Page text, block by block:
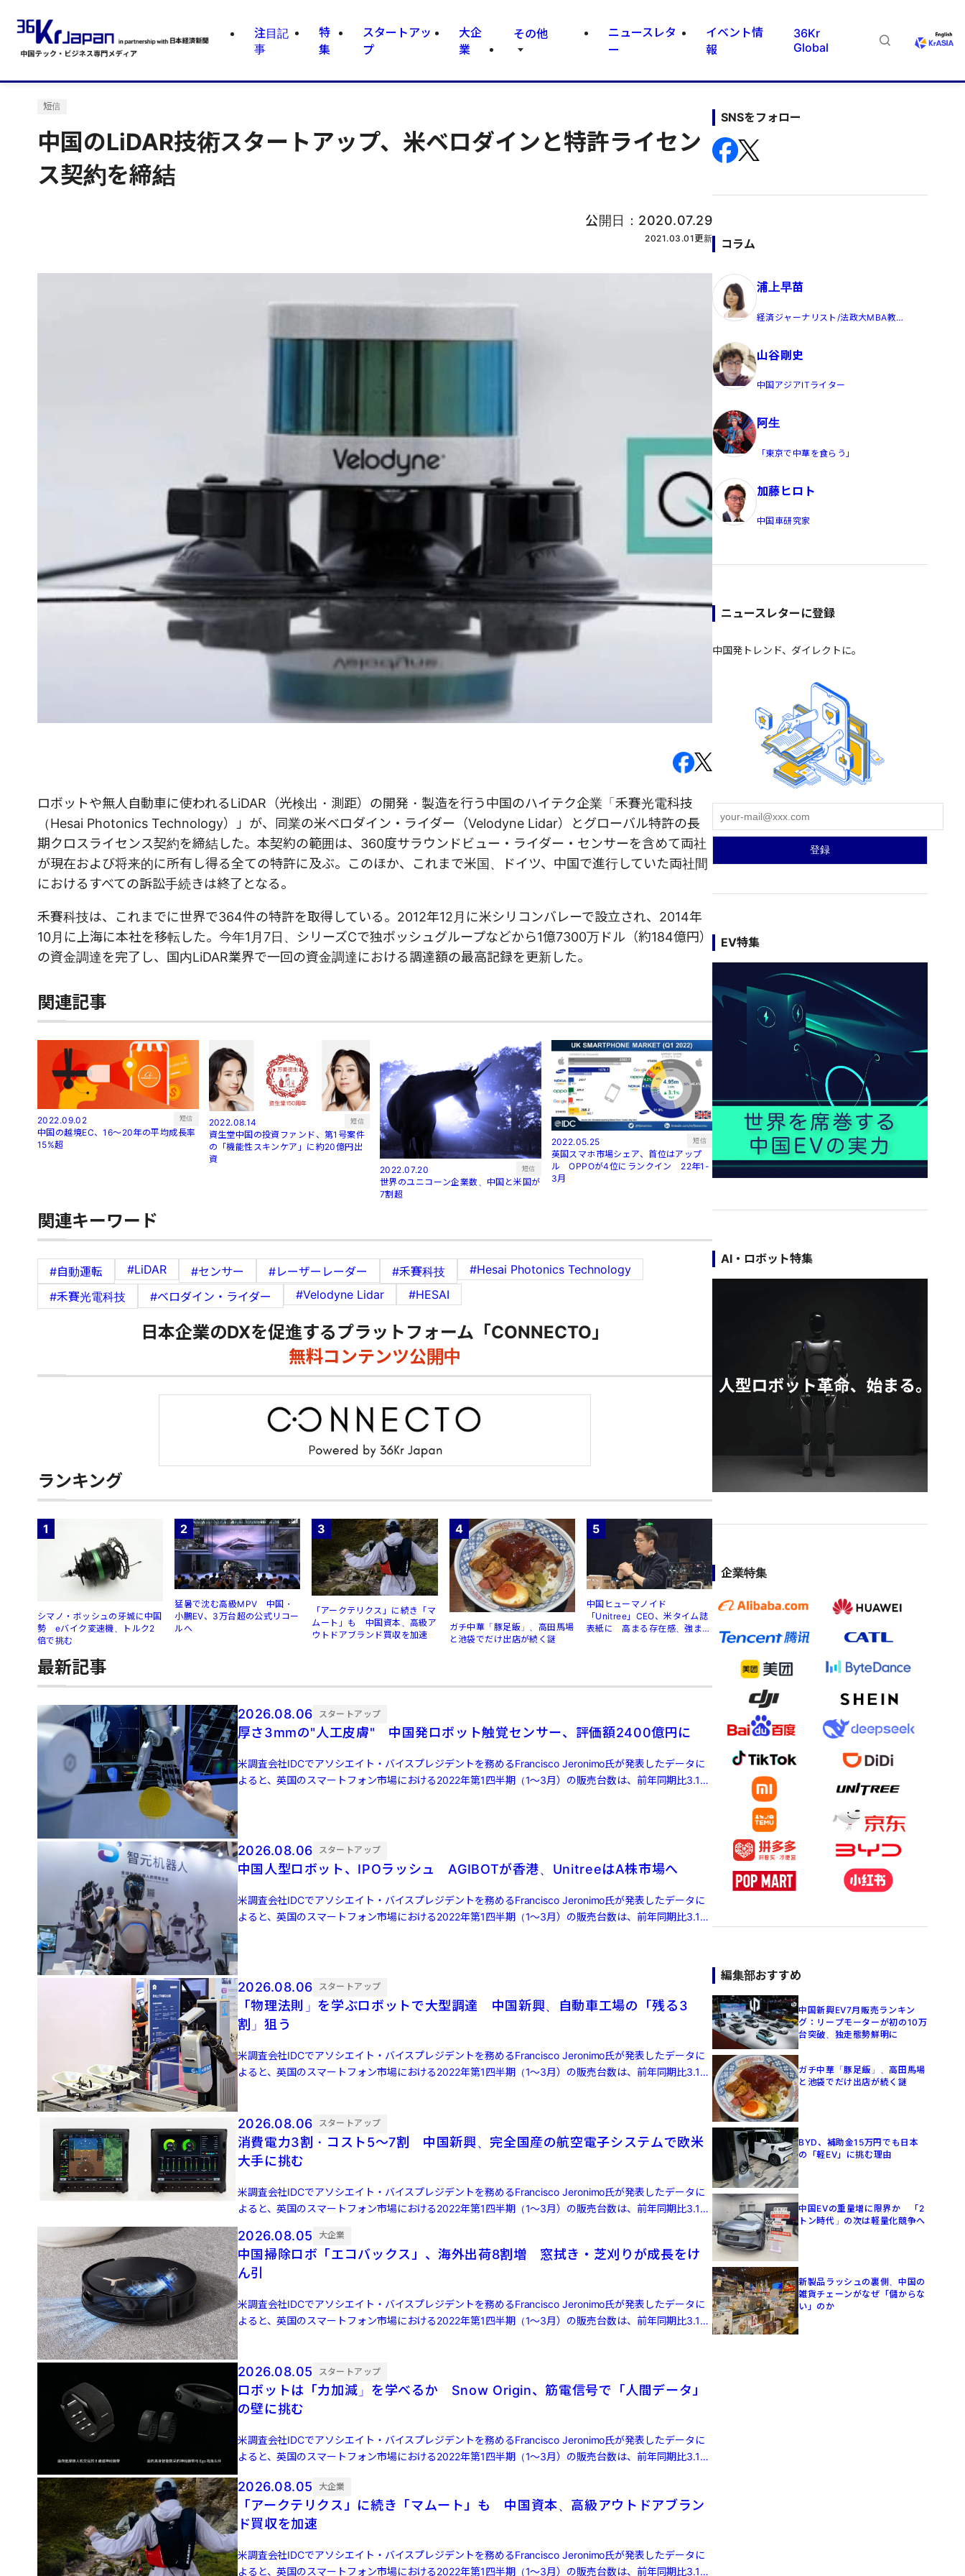
注目記
事
特
集
スタートアッ
プ
大企
業
その他
ニュースレタ
ー
イベント情
報
36Kr
Global
短信
中国のLiDAR技術スタートアップ、米ベロダインと特許ライセン
ス契約を締結
公開日： 2020.07.29
2021.03.01更新
ロボットや無人自動車に使われるLiDAR（光検出・測距）の開発・製造を行う中国のハイテク企業「禾賽光電科技
（Hesai Photonics Technology）」が、同業の米ベロダイン・ライダー（Velodyne Lidar）とグローバル特許の長
期クロスライセンス契約を締結した。本契約の範囲は、360度サラウンドビュー・ライダー・センサーを含めて両社
が現在および将来的に所有し得る全ての特許に及ぶ。このほか、これまで米国、ドイツ、中国で進行していた両社間
におけるすべての訴訟手続きは終了となる。
禾賽科技は、これまでに世界で364件の特許を取得している。2012年12月に米シリコンバレーで設立され、2014年
10月に上海に本社を移転した。今年1月7日、シリーズCで独ボッシュグループなどから1億7300万ドル（約184億円）
の資金調達を完了し、国内LiDAR業界で一回の資金調達における調達額の最高記録を更新した。
関連記事
2022.09.02 短信
中国の越境EC、16～20年の平均成長率
15%超
2022.08.14 短信
資生堂中国の投資ファンド、第1号案件
の「機能性スキンケア」に約20億円出
資
2022.07.20
短信
世界のユニコーン企業数、中国と米国が
7割超
2022.05.25 短信
英国スマホ市場シェア、首位はアップ
ル OPPOが4位にランクイン 22年1-
3月
関連キーワード
#自動運転 #LiDAR #センサー #レーザーレーダー #禾賽科技
#Hesai Photonics Technology
#禾賽光電科技
#ベロダイン・ライダー #Velodyne Lidar #HESAI
日本企業のDXを促進するプラットフォーム「CONNECTO」
無料コンテンツ公開中
ランキング
1
シマノ・ボッシュの牙城に中国
勢 eバイク変速機、トルク2
倍で挑む
2
猛暑で沈む高級MPV 中国・
小鵬EV、3万台超の公式リコー
ルへ
3
「アークテリクス」に続き「マ
ムート」も 中国資本、高級ア
ウトドアブランド買収を加速
4
ガチ中華「豚足飯」、高田馬場
と池袋でだけ出店が続く謎
5
中国ヒューマノイド
「Unitree」CEO、米タイム誌
表紙に 高まる存在感、強まる
最新記事
2026.08.06 スタートアップ
厚さ3mmの"人工皮膚" 中国発ロボット触覚センサー、評価額2400億円に
米調査会社IDCでアソシエイト・バイスプレジデントを務めるFrancisco Jeronimo氏が発表したデータに
よると、英国のスマートフォン市場における2022年第1四半期（1～3月）の販売台数は、前年同期比3.1%
2026.08.06 スタートアップ
中国人型ロボット、IPOラッシュ AGIBOTが香港、UnitreeはA株市場へ
米調査会社IDCでアソシエイト・バイスプレジデントを務めるFrancisco Jeronimo氏が発表したデータに
よると、英国のスマートフォン市場における2022年第1四半期（1～3月）の販売台数は、前年同期比3.1%
増 […]
2026.08.06 スタートアップ
「物理法則」を学ぶロボットで大型調達 中国新興、自動車工場の「残る3
割」狙う
米調査会社IDCでアソシエイト・バイスプレジデントを務めるFrancisco Jeronimo氏が発表したデータに
よると、英国のスマートフォン市場における2022年第1四半期（1～3月）の販売台数は、前年同期比3.1%
2026.08.06 スタートアップ
消費電力3割・コスト5〜7割 中国新興、完全国産の航空電子システムで欧米
大手に挑む
米調査会社IDCでアソシエイト・バイスプレジデントを務めるFrancisco Jeronimo氏が発表したデータに
よると、英国のスマートフォン市場における2022年第1四半期（1～3月）の販売台数は、前年同期比3.1%
増 […]
2026.08.05 大企業
中国掃除ロボ「エコバックス」、海外出荷8割増 窓拭き・芝刈りが成長をけ
ん引
米調査会社IDCでアソシエイト・バイスプレジデントを務めるFrancisco Jeronimo氏が発表したデータに
よると、英国のスマートフォン市場における2022年第1四半期（1～3月）の販売台数は、前年同期比3.1%
増 […]
2026.08.05 スタートアップ
ロボットは「力加減」を学べるか Snow Origin、筋電信号で「人間データ」
の壁に挑む
米調査会社IDCでアソシエイト・バイスプレジデントを務めるFrancisco Jeronimo氏が発表したデータに
よると、英国のスマートフォン市場における2022年第1四半期（1～3月）の販売台数は、前年同期比3.1%
増 […]
2026.08.05 大企業
「アークテリクス」に続き「マムート」も 中国資本、高級アウトドアブラン
ド買収を加速
米調査会社IDCでアソシエイト・バイスプレジデントを務めるFrancisco Jeronimo氏が発表したデータに
よると、英国のスマートフォン市場における2022年第1四半期（1～3月）の販売台数は、前年同期比3.1%
SNSをフォロー
コラム
浦上早苗
経済ジャーナリスト/法政大MBA教
山谷剛史
中国アジアITライター
阿生
「東京で中華を食らう」
加藤ヒロト
中国車研究家
ニュースレターに登録
中国発トレンド、ダイレクトに。
EV特集
AI・ロボット特集
企業特集
編集部おすすめ
中国新興EV7月販売ランキン
グ：リープモーターが初の10万
台突破、独走態勢鮮明に
ガチ中華「豚足飯」、高田馬場
と池袋でだけ出店が続く謎
BYD、補助金15万円でも日本
の「軽EV」に挑む理由
中国EVの重量増に限界か 「2
トン時代」の次は軽量化競争へ
新製品ラッシュの裏側、中国の
雑貨チェーンがなぜ「儲からな
い」のか